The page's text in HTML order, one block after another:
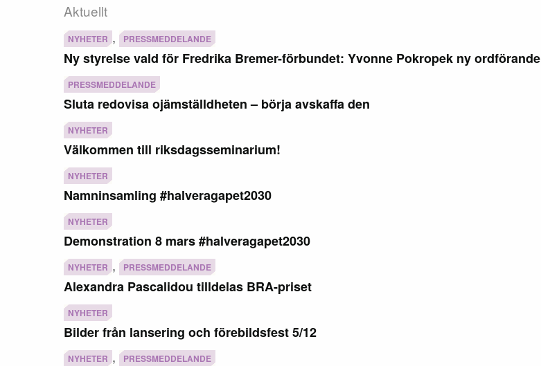
Aktuellt
NYHETER , PRESSMEDDELANDE
Ny styrelse vald för Fredrika Bremer-förbundet: Yvonne Pokropek ny ordförande
PRESSMEDDELANDE
Sluta redovisa ojämställdheten – börja avskaffa den
NYHETER
Välkommen till riksdagsseminarium!
NYHETER
Namninsamling #halveragapet2030
NYHETER
Demonstration 8 mars #halveragapet2030
NYHETER , PRESSMEDDELANDE
Alexandra Pascalidou tilldelas BRA-priset
NYHETER
Bilder från lansering och förebildsfest 5/12
NYHETER , PRESSMEDDELANDE